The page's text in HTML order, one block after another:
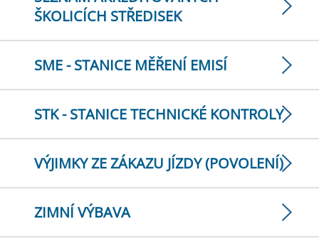
ŠKOLICÍCH STŘEDISEK
SME - STANICE MĚŘENÍ EMISÍ
STK - STANICE TECHNICKÉ KONTROLY
VÝJIMKY ZE ZÁKAZU JÍZDY (POVOLENÍ)
ZIMNÍ VÝBAVA